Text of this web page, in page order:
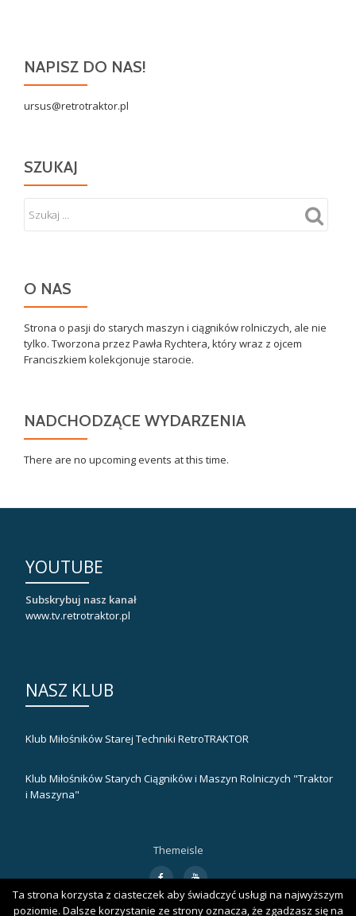
NAPISZ DO NAS!
ursus@retrotraktor.pl
SZUKAJ
O NAS
Strona o pasji do starych maszyn i ciągników rolniczych, ale nie
tylko. Tworzona przez Pawła Rychtera, który wraz z ojcem
Franciszkiem kolekcjonuje starocie.
NADCHODZĄCE WYDARZENIA
There are no upcoming events at this time.
YOUTUBE
Subskrybuj nasz kanał
www.tv.retrotraktor.pl
NASZ KLUB
Klub Miłośników Starej Techniki RetroTRAKTOR
Klub Miłośników Starych Ciągników i Maszyn Rolniczych "Traktor
i Maszyna"
Themeisle
Drugie
menu
fa-
facebook
fa-
youtube
Ta strona korzysta z ciasteczek aby świadczyć usługi na najwyższym
poziomie. Dalsze korzystanie ze strony oznacza, że zgadzasz się na